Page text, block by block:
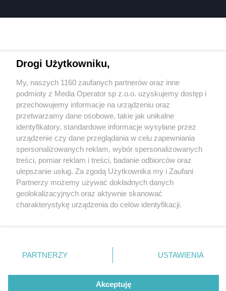
5 / 0
Wydawca mediów lokalnych
Nie zapomnij
zapoznać się z:
polityką prywatności
Twojemiasto
Piekary Śląskie
Chorzów
Tarnowskie Góry
Gliwice
Skontakuj sięz nami
Kontakt
Redakcja
Newsletter
Drogi Użytkowniku,
My, naszych 1160 zaufanych partnerów oraz inne
podmioty z Media Operator sp z.o.o. uzyskujemy dostęp i
przechowujemy informacje na urządzeniu oraz
przetwarzamy dane osobowe, takie jak unikalne
identyfikatory, standardowe informacje wysyłane przez
urządzenie czy dane przeglądania w celu zapewniania
spersonalizowanych reklam, wybór spersonalizowanych
treści, pomiar reklam i treści, badanie odbiorców oraz
ulepszanie usług. Za zgodą Użytkownika my i Zaufani
Partnerzy możemy używać dokładnych danych
geolokalizacyjnych oraz aktywnie skanować
charakterystykę urządzenia do celów identyfikacji.
zmienić/wycofać klikając przycisk ustawień prywatności
znajdujący się w lewym dolnym rogu strony
rodzaje przetwarzania danych nie wymagają zgody
użytkownika, ale masz prawo sprzeciwić się takiemu
PARTNERZY USTAWIENIA
Akceptuję